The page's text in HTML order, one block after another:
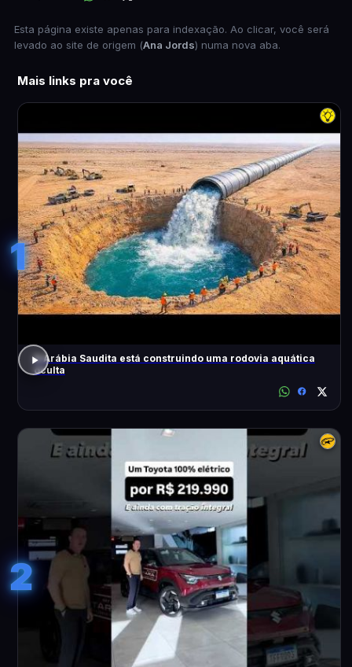
Esta página existe apenas para indexação. Ao clicar, você será
levado ao site de origem (Ana Jords) numa nova aba.
Mais links pra você
1
A Arábia Saudita está construindo uma rodovia aquática
oculta
2